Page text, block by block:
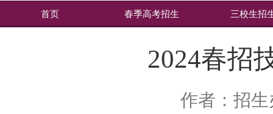
首页 春季高考招生 三校生招
2024春招
作者：招